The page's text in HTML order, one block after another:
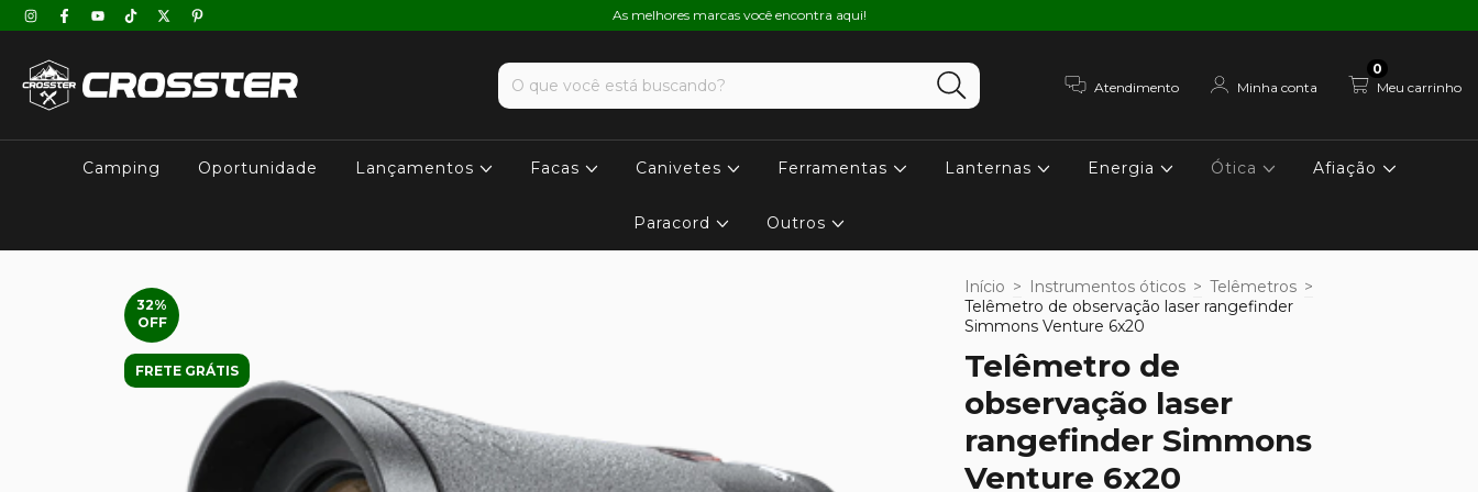
As melhores marcas você encontra aqui!
Atendimento Minha conta Meu carrinho
0
Camping Oportunidade Lançamentos Facas Canivetes Ferramentas Lanternas Energia Ótica Afiação
Paracord Outros
32%
OFF
FRETE GRÁTIS
Início > Instrumentos óticos > Telêmetros >
Telêmetro de observação laser rangefinder
Simmons Venture 6x20
Telêmetro de
observação laser
rangefinder Simmons
Venture 6x20